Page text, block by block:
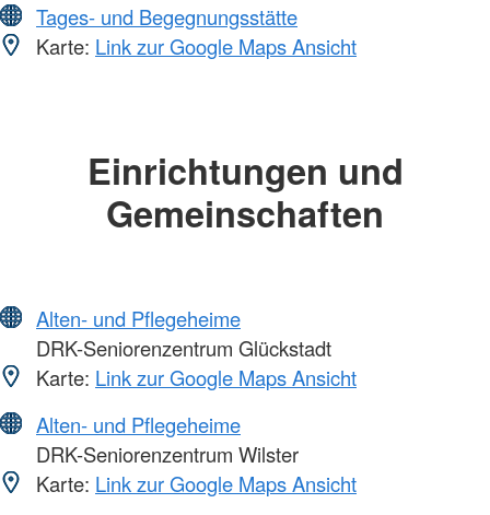
Tages- und Begegnungsstätte
Karte: Link zur Google Maps Ansicht
Einrichtungen und
Gemeinschaften
Alten- und Pflegeheime
DRK-Seniorenzentrum Glückstadt
Karte: Link zur Google Maps Ansicht
Alten- und Pflegeheime
DRK-Seniorenzentrum Wilster
Karte: Link zur Google Maps Ansicht